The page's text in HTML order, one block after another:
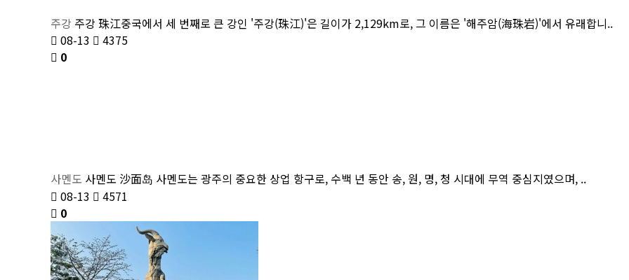
주강 주강 珠江중국에서 세 번째로 큰 강인 '주강(珠江)'은 길이가 2,129km로, 그 이름은 '해주암(海珠岩)'에서 유래합니..
08-13
4375
0
사멘도 사멘도 沙面岛 사멘도는 광주의 중요한 상업 항구로, 수백 년 동안 송, 원, 명, 청 시대에 무역 중심지였으며, ..
08-13
4571
0